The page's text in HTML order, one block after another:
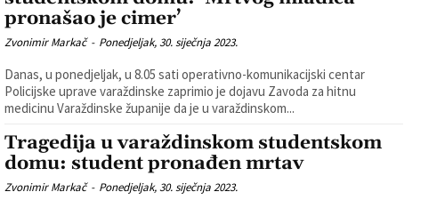
pronašao je cimer’
Zvonimir Markač - Ponedjeljak, 30. siječnja 2023.
Danas, u ponedjeljak, u 8.05 sati operativno-komunikacijski centar
Policijske uprave varaždinske zaprimio je dojavu Zavoda za hitnu
medicinu Varaždinske županije da je u varaždinskom...
Tragedija u varaždinskom studentskom
domu: student pronađen mrtav
Zvonimir Markač - Ponedjeljak, 30. siječnja 2023.